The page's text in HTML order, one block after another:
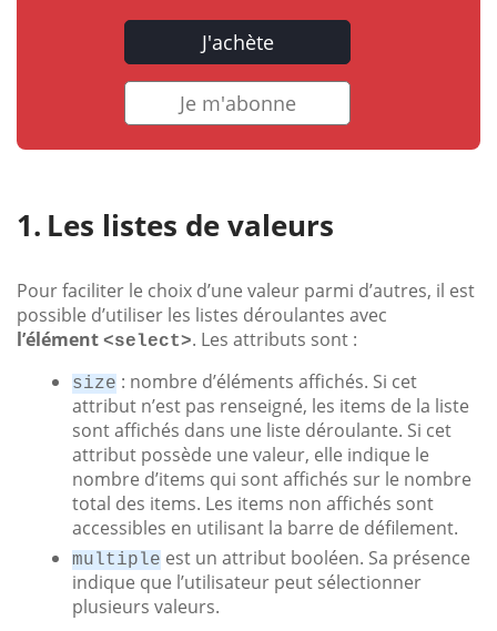
J'achète
Je m'abonne
Les listes de valeurs
Pour faciliter le choix d’une valeur parmi d’autres, il est
possible d’utiliser les listes déroulantes avec
l’élément <select>. Les attributs sont :
size : nombre d’éléments affichés. Si cet
attribut n’est pas renseigné, les items de la liste
sont affichés dans une liste déroulante. Si cet
attribut possède une valeur, elle indique le
nombre d’items qui sont affichés sur le nombre
total des items. Les items non affichés sont
accessibles en utilisant la barre de défilement.
multiple est un attribut booléen. Sa présence
indique que l’utilisateur peut sélectionner
plusieurs valeurs.